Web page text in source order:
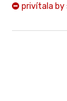
privítala by